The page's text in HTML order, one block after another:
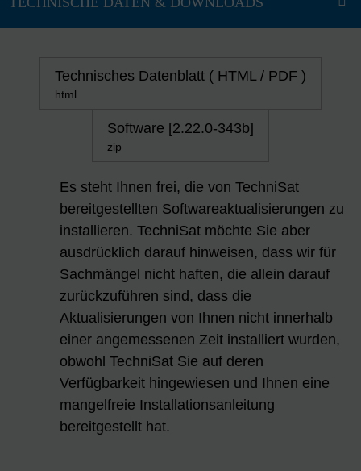
Technisches Datenblatt ( HTML / PDF )
html
Software [2.22.0-343b]
zip
Es steht Ihnen frei, die von TechniSat
bereitgestellten Softwareaktualisierungen zu
installieren. TechniSat möchte Sie aber
ausdrücklich darauf hinweisen, dass wir für
Sachmängel nicht haften, die allein darauf
zurückzuführen sind, dass die
Aktualisierungen von Ihnen nicht innerhalb
einer angemessenen Zeit installiert wurden,
obwohl TechniSat Sie auf deren
Verfügbarkeit hingewiesen und Ihnen eine
mangelfreie Installationsanleitung
bereitgestellt hat.